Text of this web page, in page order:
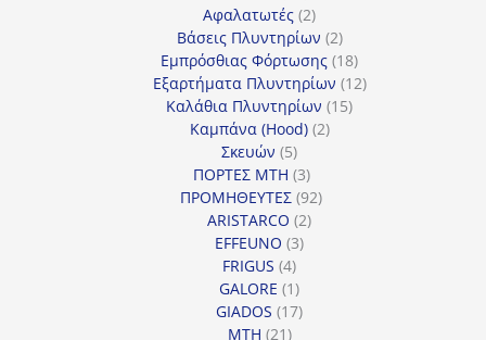
προϊόντα
Αφαλατωτές 22
προϊόντα
Βάσεις Πλυντηρίων 22
προϊόντα
Εμπρόσθιας Φόρτωσης 1818
προϊόντα
Εξαρτήματα Πλυντηρίων 1212
Καλάθια Πλυντηρίων 1515
Καμπάνα (Hood) 22
Σκευών 55
προϊόντα
ΠΟΡΤΕΣ MTH 33
προϊόντα
ΠΡΟΜΗΘΕΥΤΕΣ 9292
ARISTARCO 22
EFFEUNO 33
FRIGUS 44
προϊόντα
GALORE 11
προϊόν
GIADOS 1717
MTH 2121